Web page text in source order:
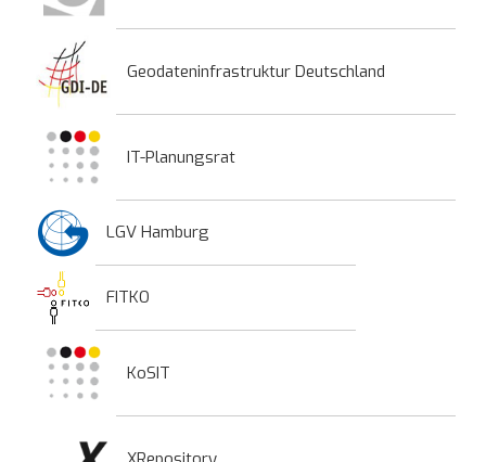
Geodateninfrastruktur Deutschland
IT-Planungsrat
LGV Hamburg
FITKO
KoSIT